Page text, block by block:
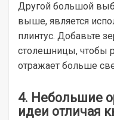
Другой большой
выше, является
плинтус. Добавьте
столешницы, чтобы
отражает больше
4. Небольшие
идеи отличая